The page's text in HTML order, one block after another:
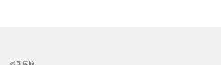
最新議題